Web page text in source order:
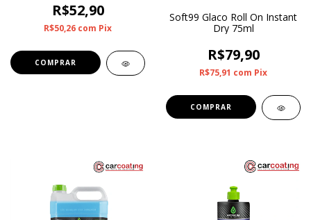
R$52,90
R$50,26 com Pix
Soft99 Glaco Roll On Instant
Dry 75ml
R$79,90
R$75,91 com Pix